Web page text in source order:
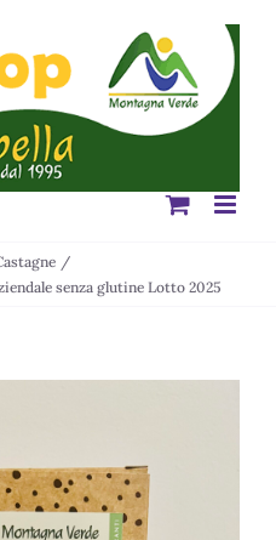
senza glutine Lotto 2025